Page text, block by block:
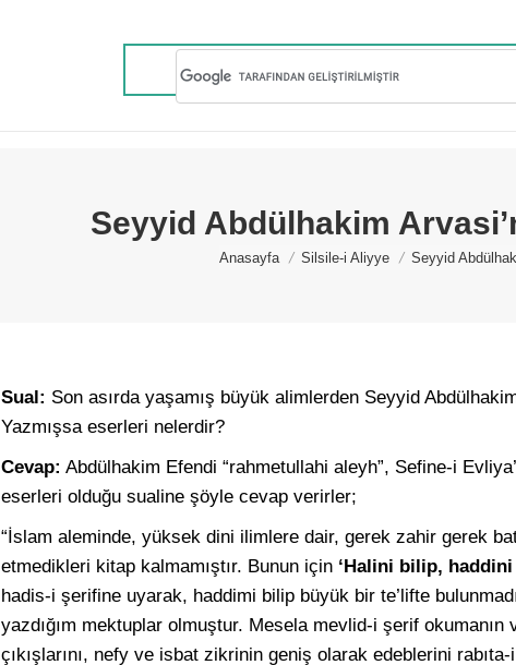
Seyyid Abdülhakim
You are here:
Anasayfa Silsile-i Aliyye Seyyid
Sual: Son asırda yaşamış büyük alimlerden Seyyid
Yazmışsa eserleri nelerdir?
Cevap: Abdülhakim Efendi “rahmetullahi aleyh”, Sefine-i
eserleri olduğu sualine şöyle cevap verirler;
“İslam aleminde, yüksek dini ilimlere dair, gerek zahir gerek
etmedikleri kitap kalmamıştır. Bunun için ‘Halini bilip,
hadis-i şerifine uyarak, haddimi bilip büyük bir te’lifte
yazdığım mektuplar olmuştur. Mesela mevlid-i şerif
çıkışlarını, nefy ve isbat zikrinin geniş olarak edeblerini